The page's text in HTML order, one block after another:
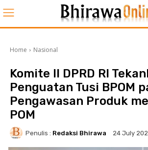
Home Nasional
Komite II DPRD RI
Penguatan Tusi BPOM
Pengawasan Produk
POM
Penulis : Redaksi Bhirawa 24 July